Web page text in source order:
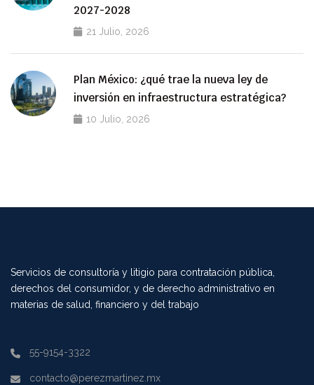
2027-2028
21 Julio, 2026
Plan México: ¿qué trae la nueva ley de
inversión en infraestructura estratégica?
10 Julio, 2026
Servicios de consultoría y litigio para contratación pública,
derechos del consumidor, y de derecho administrativo en
materias de salud, financiero y del trabajo
55-9154-3322
contacto@perezmartinez.mx